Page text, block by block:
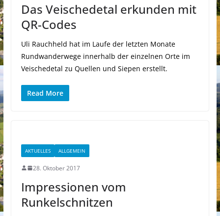
Das Veischedetal erkunden mit
QR-Codes
Uli Rauchheld hat im Laufe der letzten Monate
Rundwanderwege innerhalb der einzelnen Orte im
Veischedetal zu Quellen und Siepen erstellt.
Read More
AKTUELLES ALLGEMEIN
28. Oktober 2017
Impressionen vom
Runkelschnitzen